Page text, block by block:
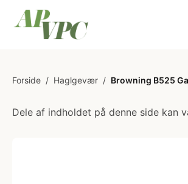
Forside / Haglgevær / Browning B525
Dele af indholdet på denne side kan